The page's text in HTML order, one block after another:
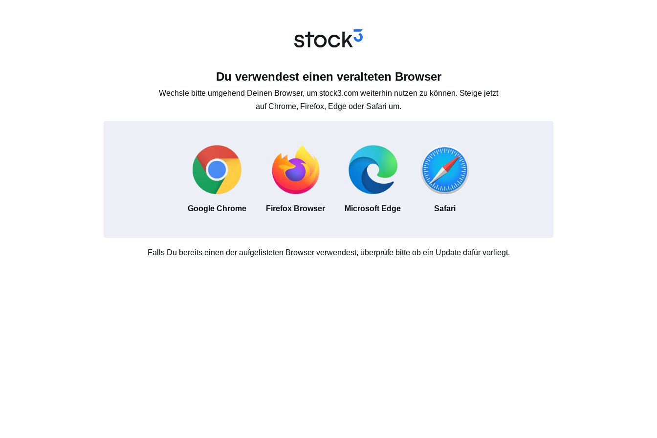
Du verwendest einen veralteten Browser
Wechsle bitte umgehend Deinen Browser, um stock3.com weiterhin nutzen zu können. Steige jetzt
auf Chrome, Firefox, Edge oder Safari um.
Google Chrome Firefox Browser Microsoft Edge Safari
Falls Du bereits einen der aufgelisteten Browser verwendest, überprüfe bitte ob ein Update dafür vorliegt.